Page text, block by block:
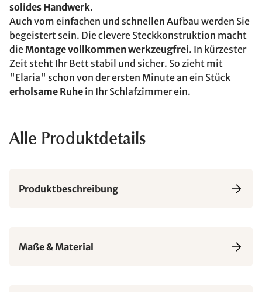
solides Handwerk.
Auch vom einfachen und schnellen Aufbau werden Sie
begeistert sein. Die clevere Steckkonstruktion macht
dieMontage vollkommen werkzeugfrei. In kürzester
Zeit steht Ihr Bett stabil und sicher. So zieht mit
"Elaria" schon von der ersten Minute an ein Stück
erholsame Ruhe in Ihr Schlafzimmer ein.
Alle Produktdetails
Produktbeschreibung
Maße & Material